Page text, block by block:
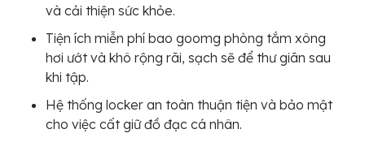
và cải thiện sức khỏe.
Tiện ích miễn phí bao goomg phòng tắm xông
hơi ướt và khô rộng rãi, sạch sẽ để thư giãn sau
khi tập.
Hệ thống locker an toàn thuận tiện và bảo mật
cho việc cất giữ đồ đạc cá nhân.